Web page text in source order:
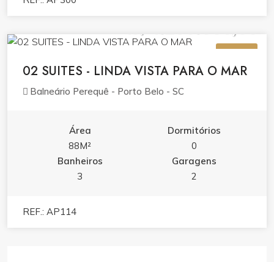
VENDA
02 SUITES - LINDA VISTA PARA O MAR
Balneário Perequê - Porto Belo - SC
Área
88M²
Dormitórios
0
Banheiros
3
Garagens
2
REF.: AP114